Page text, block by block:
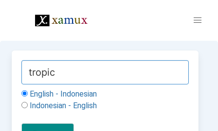
English - Indonesian
Indonesian - English